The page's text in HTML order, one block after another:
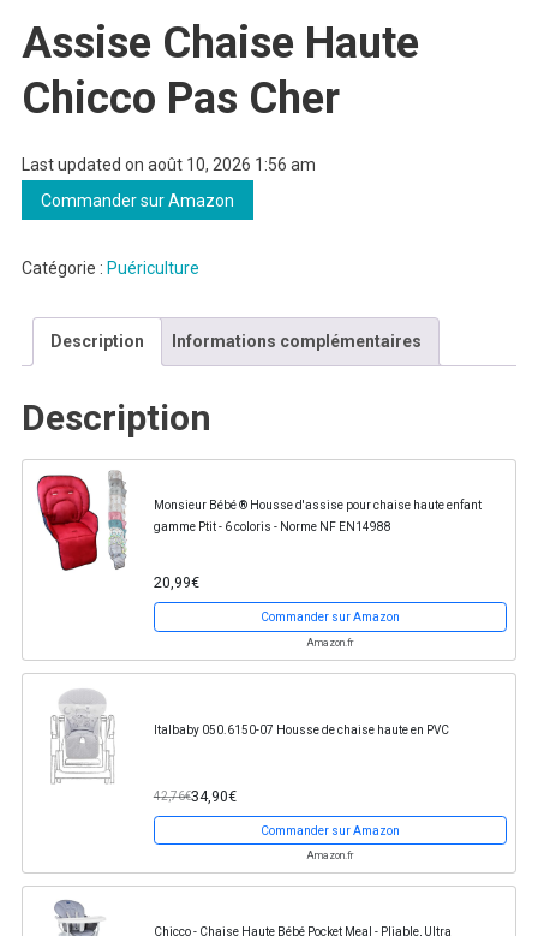
Assise Chaise Haute
Chicco Pas Cher
Last updated on août 10, 2026 1:56 am
Commander sur Amazon
Catégorie : Puériculture
Description Informations complémentaires
Description
Monsieur Bébé ® Housse d'assise pour chaise haute enfant
gamme Ptit - 6 coloris - Norme NF EN14988
20,99€
Commander sur Amazon
Amazon.fr
Italbaby 050.6150-07 Housse de chaise haute en PVC
42,76€34,90€
Commander sur Amazon
Amazon.fr
Chicco - Chaise Haute Bébé Pocket Meal - Pliable, Ultra